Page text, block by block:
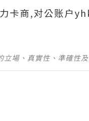
卡商,对公账户
場、真實性、準確性